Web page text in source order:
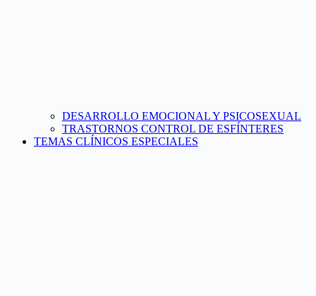
DESARROLLO EMOCIONAL Y PSICOSEXUAL
TRASTORNOS CONTROL DE ESFÍNTERES
TEMAS CLÍNICOS ESPECIALES